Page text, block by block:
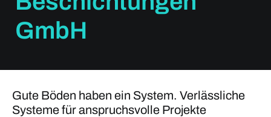
GmbH
Gute Böden haben ein System. Verlässliche
Systeme für anspruchsvolle Projekte